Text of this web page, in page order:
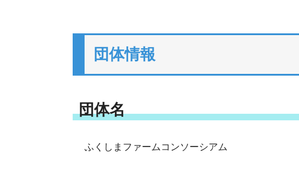
団体情報
団体名
ふくしまファームコンソーシアム